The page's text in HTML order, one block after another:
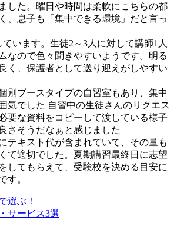
した。曜日や時間は柔軟にこちらの都
、息子も「集中できる環境」だと言っ
います。生徒2～3人に対して講師1人
なので色々聞きやすいようです。明る
く、保護者として送り迎えがしやすい
別ブースタイプの自習室もあり、集中
気でした 自習中の生徒さんのリクエス
要な資料をコピーして渡している様子
さそうだなぁと感じました
テキスト代が含まれていて、その量も
て適切でした。夏期講習最終日に志望
してもらえて、受験校を決める目安に
す。
選ぶ！
サービス3選